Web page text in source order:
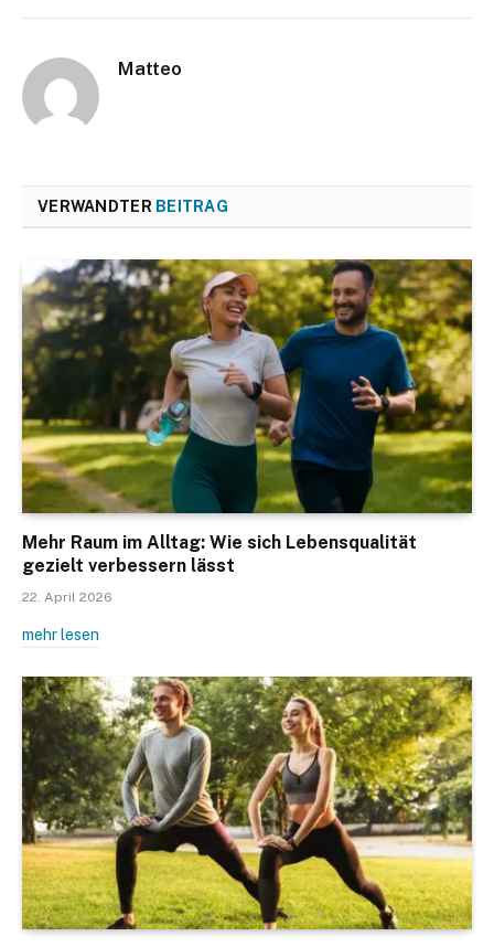
Matteo
VERWANDTER BEITRAG
Mehr Raum im Alltag: Wie sich Lebensqualität
gezielt verbessern lässt
22. April 2026
mehr lesen